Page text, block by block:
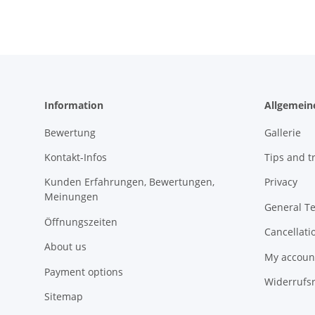
Information
Bewertung
Kontakt-Infos
Kunden Erfahrungen, Bewertungen,
Meinungen
Öffnungszeiten
About us
Payment options
Sitemap
Gallerie
Tips and
Privacy
General
My